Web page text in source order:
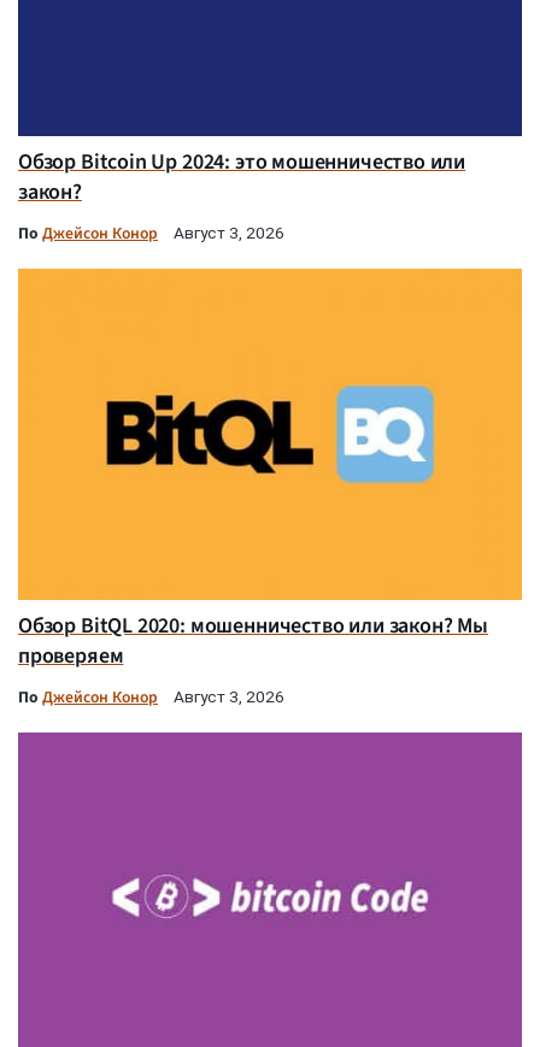
Обзор Bitcoin Up 2024: это мошенничество или
закон?
По Джейсон Конор Август 3, 2026
Обзор BitQL 2020: мошенничество или закон? Мы
проверяем
По Джейсон Конор Август 3, 2026